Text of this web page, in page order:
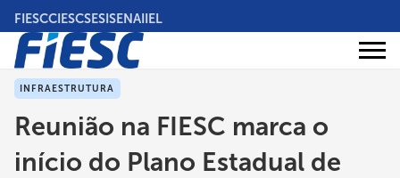
Pular
para
conteúdo
principal
FIESCCIESCSESISENAIIEL
Áreas
INFRAESTRUTURA
Reunião na FIESC marca o
início do Plano Estadual de